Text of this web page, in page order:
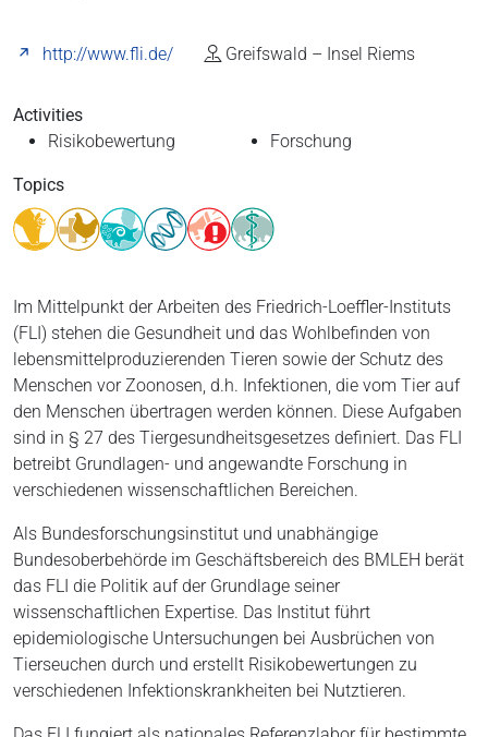
http://www.fli.de/ Greifswald – Insel Riems
Activities
Risikobewertung
Forschung
Topics
Im Mittelpunkt der Arbeiten des Friedrich-Loeffler-Instituts
(FLI) stehen die Gesundheit und das Wohlbefinden von
lebensmittelproduzierenden Tieren sowie der Schutz des
Menschen vor Zoonosen, d.h. Infektionen, die vom Tier auf
den Menschen übertragen werden können. Diese Aufgaben
sind in § 27 des Tiergesundheitsgesetzes definiert. Das FLI
betreibt Grundlagen- und angewandte Forschung in
verschiedenen wissenschaftlichen Bereichen.
Als Bundesforschungsinstitut und unabhängige
Bundesoberbehörde im Geschäftsbereich des BMLEH berät
das FLI die Politik auf der Grundlage seiner
wissenschaftlichen Expertise. Das Institut führt
epidemiologische Untersuchungen bei Ausbrüchen von
Tierseuchen durch und erstellt Risikobewertungen zu
verschiedenen Infektionskrankheiten bei Nutztieren.